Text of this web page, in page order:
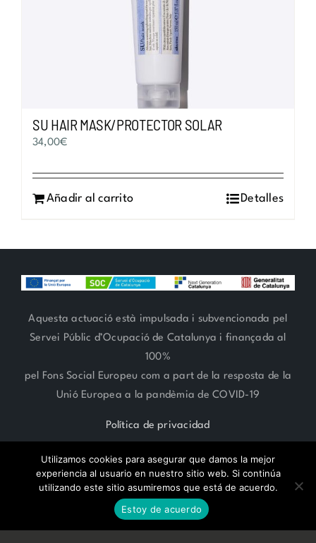
SU HAIR MASK/PROTECTOR SOLAR
34,00€
Añadir al carrito Detalles
Aquesta actuació està impulsada i subvencionada pel
Servei Públic d’Ocupació de Catalunya i finançada al
100%
pel Fons Social Europeu com a part de la resposta de la
Unió Europea a la pandèmia de COVID-19
Política de privacidad
ARTE FLORAL 93 666 27 06 | ESTILISMO 93 685 62 38 | Paseo
Compte de Vilardaga 119,SANT FELIU DE LLOBREGAT -
RESERVA CITA ONLINE
Utilizamos cookies para asegurar que damos la mejor
experiencia al usuario en nuestro sitio web. Si continúa
utilizando este sitio asumiremos que está de acuerdo.
Estoy de acuerdo